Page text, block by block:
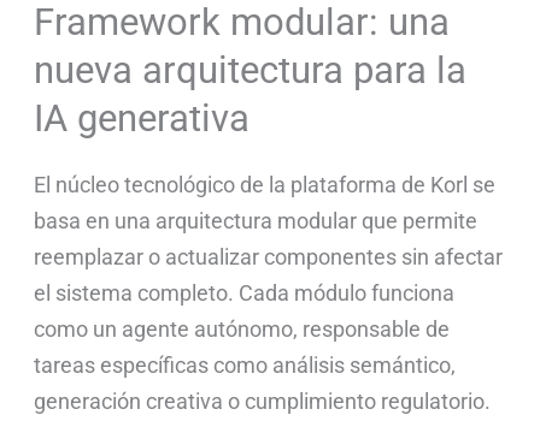
Framework modular: una
nueva arquitectura para la
IA generativa
El núcleo tecnológico de la plataforma de Korl se
basa en una arquitectura modular que permite
reemplazar o actualizar componentes sin afectar
el sistema completo. Cada módulo funciona
como un agente autónomo, responsable de
tareas específicas como análisis semántico,
generación creativa o cumplimiento regulatorio.